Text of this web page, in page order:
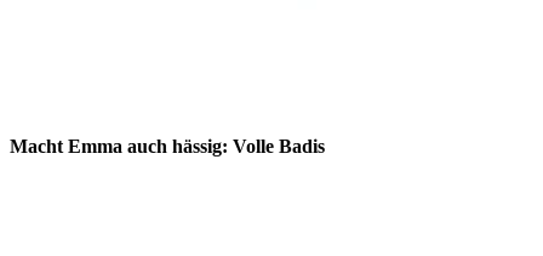
Macht Emma auch hässig: Volle Badis